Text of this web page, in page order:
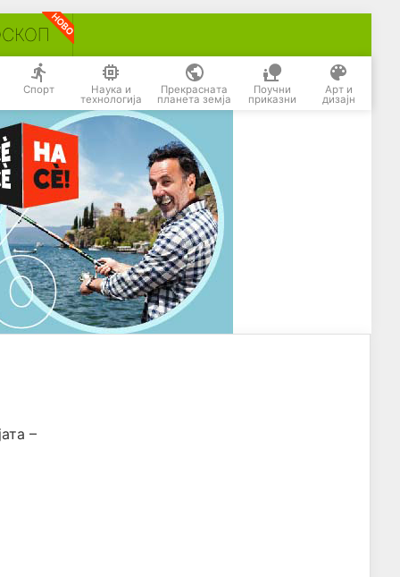
Спорт Наука и
технологија
Прекрасната
планета земја
Поучни
приказни
Арт и
дизајн
–